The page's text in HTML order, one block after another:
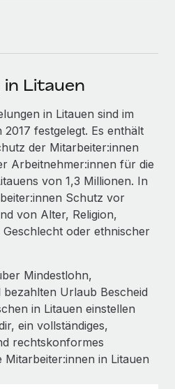
globale HR & Compliance
Screening
Verfolgung von IT-
Gründung von
Global-HR-Funktionen in deine
einer Partnerschaft
verfügbar
und KI-Automatisierung
Weaviate sein Team mit
entwickelt KI-basierte
Das...
zwischen
für Contractor
und Qualifikationen
Litauen
in Litauen sind im
festgelegt. Es enthält
der Mitarbeiter:innen
Arbeitnehmer:innen für die
von 1,3 Millionen. In
Schutz vor
von Alter, Religion,
oder ethnischer
Mindestlohn,
Urlaub Bescheid
in Litauen einstellen
ein vollständiges,
rechtskonformes
in Litauen